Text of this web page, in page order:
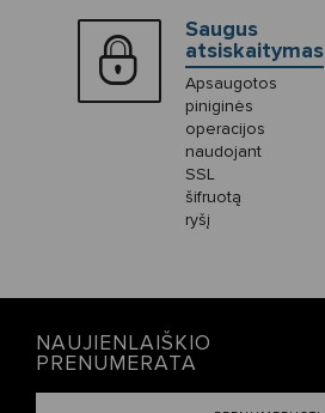
Saugus
atsiskaitymas
Apsaugotos
piniginės
operacijos
naudojant
SSL
šifruotą
ryšį
NAUJIENLAIŠKIO
PRENUMERATA